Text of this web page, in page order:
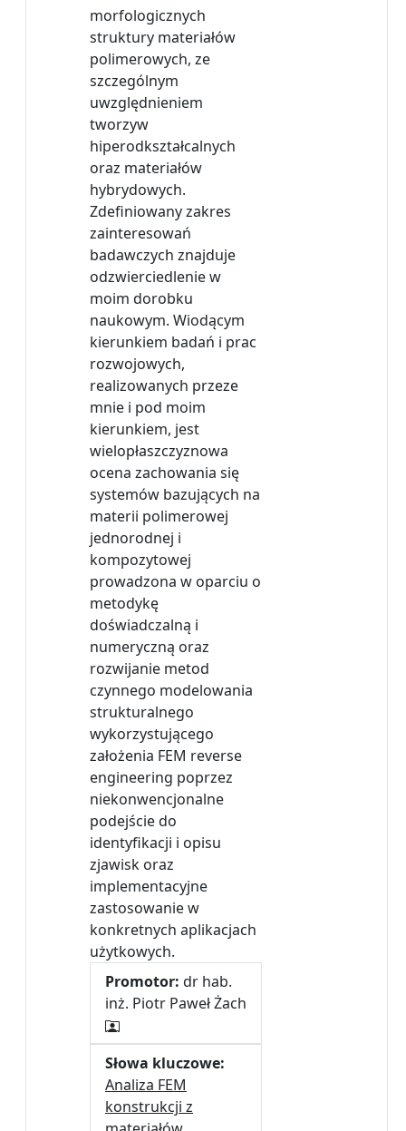
morfologicznych
struktury materiałów
polimerowych, ze
szczególnym
uwzględnieniem
tworzyw
hiperodkształcalnych
oraz materiałów
hybrydowych.
Zdefiniowany zakres
zainteresowań
badawczych znajduje
odzwierciedlenie w
moim dorobku
naukowym. Wiodącym
kierunkiem badań i prac
rozwojowych,
realizowanych przeze
mnie i pod moim
kierunkiem, jest
wielopłaszczyznowa
ocena zachowania się
systemów bazujących na
materii polimerowej
jednorodnej i
kompozytowej
prowadzona w oparciu o
metodykę
doświadczalną i
numeryczną oraz
rozwijanie metod
czynnego modelowania
strukturalnego
wykorzystującego
założenia FEM reverse
engineering poprzez
niekonwencjonalne
podejście do
identyfikacji i opisu
zjawisk oraz
implementacyjne
zastosowanie w
konkretnych aplikacjach
użytkowych.
Promotor: dr hab.
inż. Piotr Paweł Żach
Słowa kluczowe:
Analiza FEM
konstrukcji z